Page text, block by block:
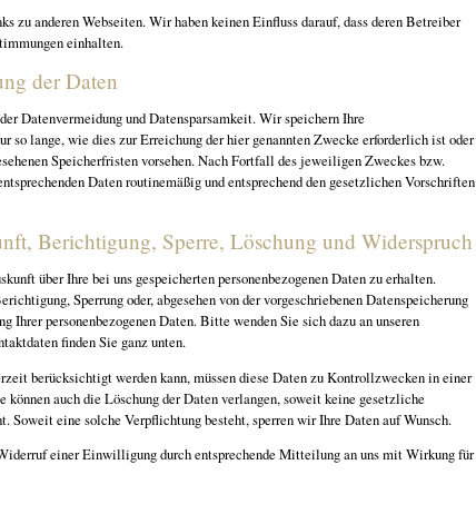
zu anderen Webseiten. Wir haben keinen Einfluss darauf, dass deren Betreiber
einhalten.
der Daten
Datenvermeidung und Datensparsamkeit. Wir speichern Ihre
so lange, wie dies zur Erreichung der hier genannten Zwecke erforderlich ist oder
Speicherfristen vorsehen. Nach Fortfall des jeweiligen Zweckes bzw.
Daten routinemäßig und entsprechend den gesetzlichen Vorschriften
Berichtigung, Sperre, Löschung und Widerspruch
über Ihre bei uns gespeicherten personenbezogenen Daten zu erhalten.
Sperrung oder, abgesehen von der vorgeschriebenen Datenspeicherung
Ihrer personenbezogenen Daten. Bitte wenden Sie sich dazu an unseren
finden Sie ganz unten.
berücksichtigt werden kann, müssen diese Daten zu Kontrollzwecken in einer
können auch die Löschung der Daten verlangen, soweit keine gesetzliche
Soweit eine solche Verpflichtung besteht, sperren wir Ihre Daten auf Wunsch.
einer Einwilligung durch entsprechende Mitteilung an uns mit Wirkung für